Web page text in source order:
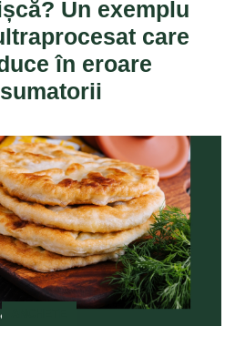
Un exemplu
care
în eroare